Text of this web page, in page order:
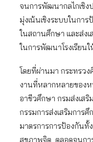
จนการพัฒนากลไกเชิง
มุ่งเน้นเชิงระบบในกา
ในสถานศึกษา และส่ง
ในการพัฒนาโรงเรียน
โดยที่ผ่านมา กระทรว
งานที่หลากหลายของ
อาชีวศึกษา กรมส่งเส
กรรมการส่งเสริมการ
มาตรการการป้องกันทั้
สุขภาพจิต ตลอดจนการ